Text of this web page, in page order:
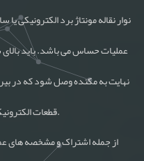
نوار نقاله مونتاژ برد الکترونیکی یا
عملیات حساس می باشد. باید بالای
نهایت به مکنده وصل شود که در
قطعات الکترونیکی بسیار مهم و حیاتی است و باید تامین شود.
از جمله اشتراک و مشخصه های